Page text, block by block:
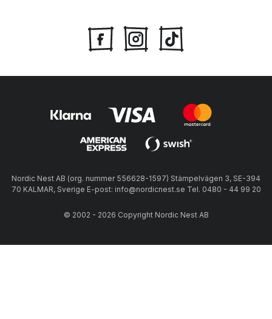
Nordic Nest AB (org. nummer 556628-1597) Stämpelvägen 3, SE-394
70 KALMAR, Sverige E-post: info@nordicnest.se Tel. 0480 - 44 99 20
© 2002 - 2026 Copyright Nordic Nest AB